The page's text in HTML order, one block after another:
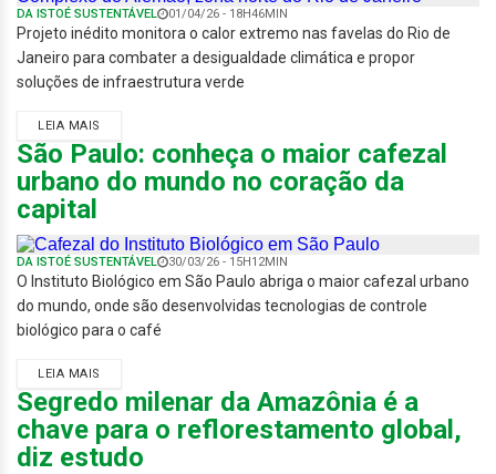
DA ISTOÉ SUSTENTÁVEL 01/04/26 - 18H46MIN
Projeto inédito monitora o calor extremo nas favelas do Rio de
Janeiro para combater a desigualdade climática e propor
soluções de infraestrutura verde
LEIA MAIS
São Paulo: conheça o maior cafezal
urbano do mundo no coração da
capital
DA ISTOÉ SUSTENTÁVEL 30/03/26 - 15H12MIN
O Instituto Biológico em São Paulo abriga o maior cafezal urbano
do mundo, onde são desenvolvidas tecnologias de controle
biológico para o café
LEIA MAIS
Segredo milenar da Amazônia é a
chave para o reflorestamento global,
diz estudo